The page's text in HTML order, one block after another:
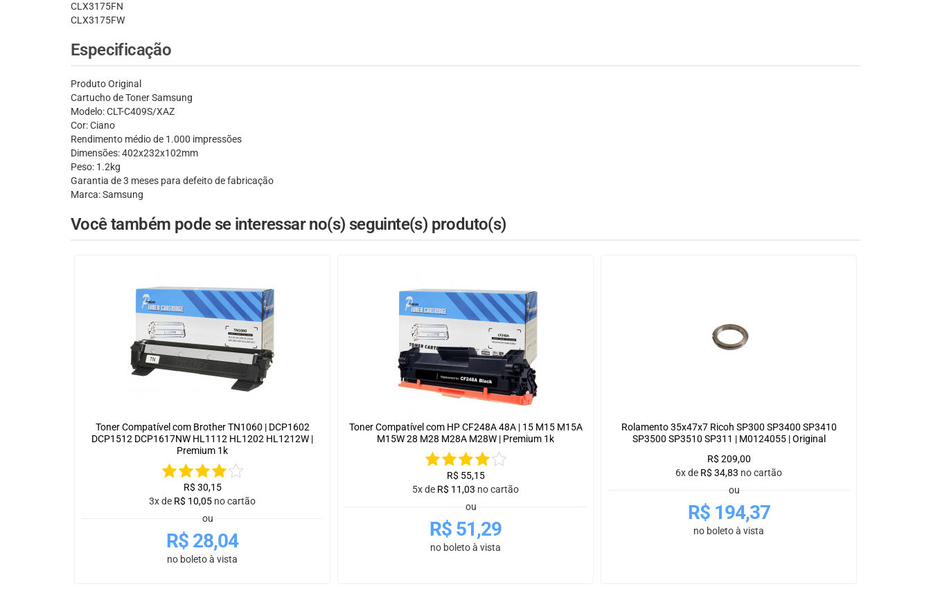
CLX3175FN
CLX3175FW
Especificação
Produto Original
Cartucho de Toner Samsung
Modelo: CLT-C409S/XAZ
Cor: Ciano
Rendimento médio de 1.000 impressões
Dimensões: 402x232x102mm
Peso: 1.2kg
Garantia de 3 meses para defeito de fabricação
Marca: Samsung
Você também pode se interessar no(s) seguinte(s) produto(s)
Toner Compatível com Brother TN1060 | DCP1602
DCP1512 DCP1617NW HL1112 HL1202 HL1212W |
Premium 1k
R$ 30,15
3x de R$ 10,05 no cartão
ou
R$ 28,04
no boleto à vista
Toner Compatível com HP CF248A 48A | 15 M15 M15A
M15W 28 M28 M28A M28W | Premium 1k
R$ 55,15
5x de R$ 11,03 no cartão
ou
R$ 51,29
no boleto à vista
Rolamento 35x47x7 Ricoh SP300 SP3400 SP3410
SP3500 SP3510 SP311 | M0124055 | Original
R$ 209,00
6x de R$ 34,83 no cartão
ou
R$194,37
no boleto à vista